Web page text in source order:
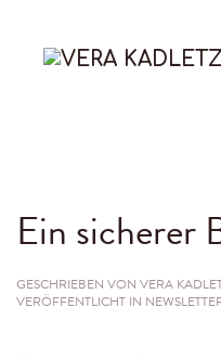
Ein sicherer
GESCHRIEBEN VON VERA
VERÖFFENTLICHT IN